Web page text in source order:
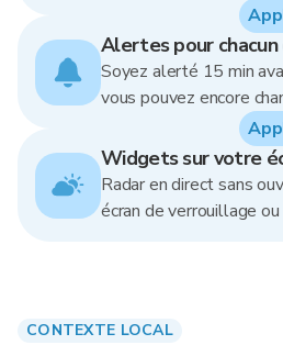
Alertes pour chacun
Soyez alerté 15 min
vous pouvez encore
Widgets sur votre
Radar en direct sans
écran de verrouillage ou
CONTEXTE LOCAL